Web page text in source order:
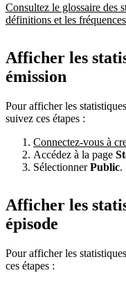
Consultez le glossaire des
définitions et les
Afficher les
émission
Pour afficher les
suivez ces étapes :
Connectez-vous à
Accédez à la page
SélectionnerPublic.
Afficher les
épisode
Pour afficher les
ces étapes :